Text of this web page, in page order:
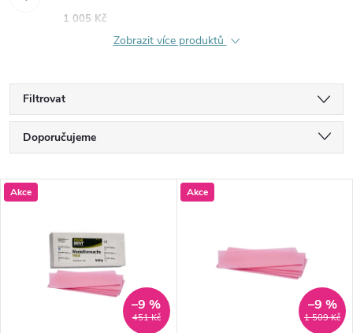
1 005 Kč
Zobrazit více produktů
Filtrovat
Ř
a
Doporučujeme
Nejdražší
Nejprodávanější
Abecedně
V
Akce
451 Kč
–9 %
Akce
1 509 Kč
–9 %